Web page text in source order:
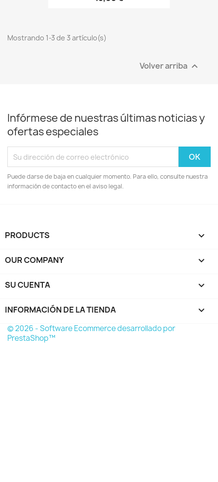
Mostrando 1-3 de 3 artículo(s)
Volver arriba 
Infórmese de nuestras últimas noticias y
ofertas especiales
Puede darse de baja en cualquier momento. Para ello, consulte nuestra
información de contacto en el aviso legal.
PRODUCTS 
OUR COMPANY 
SU CUENTA 
INFORMACIÓN DE LA TIENDA keyboard_arrow_down
© 2026 - Software Ecommerce desarrollado por
PrestaShop™